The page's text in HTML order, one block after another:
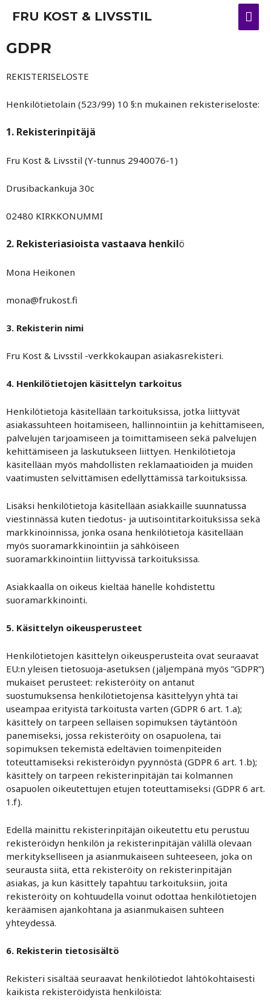
FRU KOST & LIVSSTIL
GDPR
REKISTERISELOSTE
Henkilötietolain (523/99) 10 §:n mukainen rekisteriseloste:
1. Rekisterinpitäjä
Fru Kost & Livsstil (Y-tunnus 2940076-1)
Drusibackankuja 30c
02480 KIRKKONUMMI
2. Rekisteriasioista vastaava henkilö
Mona Heikonen
mona@frukost.fi
3. Rekisterin nimi
Fru Kost & Livsstil -verkkokaupan asiakasrekisteri.
4. Henkilötietojen käsittelyn tarkoitus
Henkilötietoja käsitellään tarkoituksissa, jotka liittyvät
asiakassuhteen hoitamiseen, hallinnointiin ja kehittämiseen,
palvelujen tarjoamiseen ja toimittamiseen sekä palvelujen
kehittämiseen ja laskutukseen liittyen. Henkilötietoja
käsitellään myös mahdollisten reklamaatioiden ja muiden
vaatimusten selvittämisen edellyttämissä tarkoituksissa.
Lisäksi henkilötietoja käsitellään asiakkaille suunnatussa
viestinnässä kuten tiedotus- ja uutisointitarkoituksissa sekä
markkinoinnissa, jonka osana henkilötietoja käsitellään
myös suoramarkkinointiin ja sähköiseen
suoramarkkinointiin liittyvissä tarkoituksissa.
Asiakkaalla on oikeus kieltää hänelle kohdistettu
suoramarkkinointi.
5. Käsittelyn oikeusperusteet
Henkilötietojen käsittelyn oikeusperusteita ovat seuraavat
EU:n yleisen tietosuoja-asetuksen (jäljempänä myös ”GDPR”)
mukaiset perusteet: rekisteröity on antanut
suostumuksensa henkilötietojensa käsittelyyn yhtä tai
useampaa erityistä tarkoitusta varten (GDPR 6 art. 1.a);
käsittely on tarpeen sellaisen sopimuksen täytäntöön
panemiseksi, jossa rekisteröity on osapuolena, tai
sopimuksen tekemistä edeltävien toimenpiteiden
toteuttamiseksi rekisteröidyn pyynnöstä (GDPR 6 art. 1.b);
käsittely on tarpeen rekisterinpitäjän tai kolmannen
osapuolen oikeutettujen etujen toteuttamiseksi (GDPR 6 art.
1.f).
Edellä mainittu rekisterinpitäjän oikeutettu etu perustuu
rekisteröidyn henkilön ja rekisterinpitäjän välillä olevaan
merkitykselliseen ja asianmukaiseen suhteeseen, joka on
seurausta siitä, että rekisteröity on rekisterinpitäjän
asiakas, ja kun käsittely tapahtuu tarkoituksiin, joita
rekisteröity on kohtuudella voinut odottaa henkilötietojen
keräämisen ajankohtana ja asianmukaisen suhteen
yhteydessä.
6. Rekisterin tietosisältö
Rekisteri sisältää seuraavat henkilötiedot lähtökohtaisesti
kaikista rekisteröidyistä henkilöistä: